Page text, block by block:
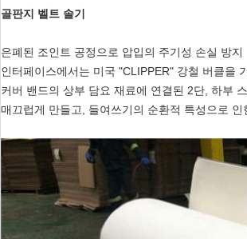
골판지 벨트 솔기
은폐된 조인트 공정으로 압입의 주기성 손실 방지
인터페이스에서는 미국 "CLIPPER" 강철 버클을
커버 밴드의 상부 담요 재료에 연결된 2단, 하부
매끄럽게 만들고, 들여쓰기의 순환적 특성으로 인